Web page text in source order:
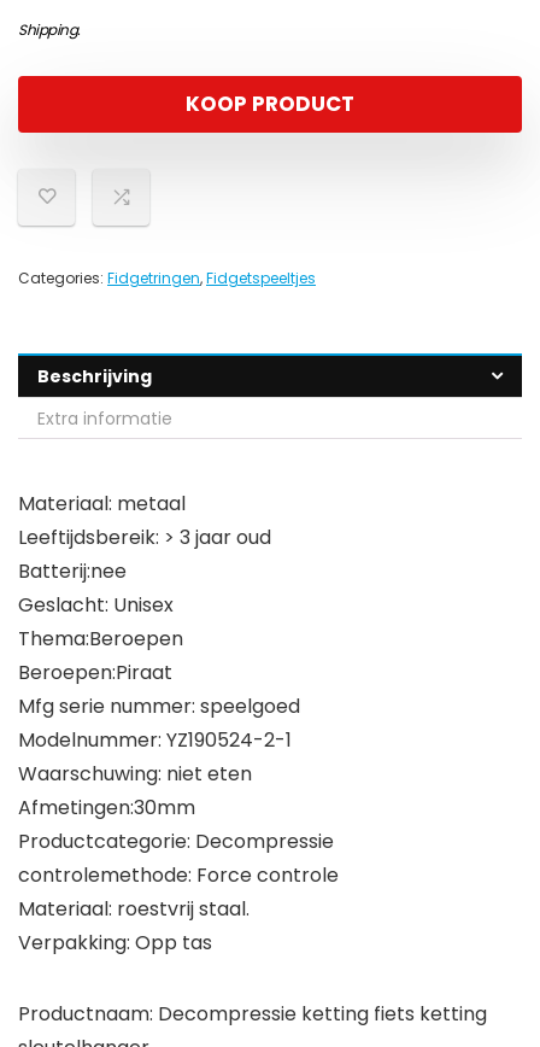
Shipping.
KOOP PRODUCT
Categories: Fidgetringen,Fidgetspeeltjes
Beschrijving
Extra informatie
Materiaal: metaal
Leeftijdsbereik: > 3 jaar oud
Batterij:nee
Geslacht: Unisex
Thema:Beroepen
Beroepen:Piraat
Mfg serie nummer: speelgoed
Modelnummer: YZ190524-2-1
Waarschuwing: niet eten
Afmetingen:30mm
Productcategorie: Decompressie
controlemethode: Force controle
Materiaal: roestvrij staal.
Verpakking: Opp tas
Productnaam: Decompressie ketting fiets ketting